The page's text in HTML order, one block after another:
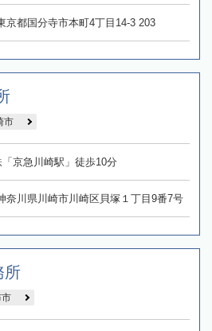
京都国分寺市本町4丁目14-3 203
市
京急川崎駅」徒歩10分
奈川県川崎市川崎区貝塚１丁目9番7号
所